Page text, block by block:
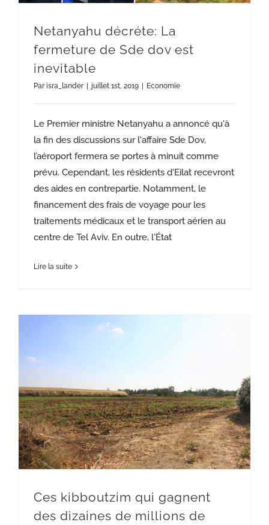
Netanyahu décréte: La
fermeture de Sde dov est
inevitable
Parisra_lander juillet 1st, 2019 Economie
Le Premier ministre Netanyahu a annoncé qu'à
la fin des discussions sur l'affaire Sde Dov,
l’aéroport fermera se portes à minuit comme
prévu. Cependant, les résidents d'Eilat recevront
des aides en contrepartie. Notamment, le
financement des frais de voyage pour les
traitements médicaux et le transport aérien au
centre de Tel Aviv. En outre, l'État
Lire la suite
Ces kibboutzim qui gagnent
des dizaines de millions de